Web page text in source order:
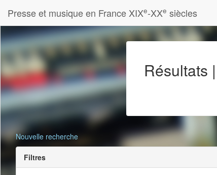
Presse et musique en France XIXe-XXe siècles
Résultats
Nouvelle recherche
Filtres